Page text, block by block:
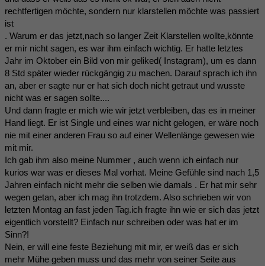
rechtfertigen möchte, sondern nur klarstellen möchte was passiert
ist
. Warum er das jetzt,nach so langer Zeit Klarstellen wollte,könnte
er mir nicht sagen, es war ihm einfach wichtig. Er hatte letztes
Jahr im Oktober ein Bild von mir geliked( Instagram), um es dann
8 Std später wieder rückgängig zu machen. Darauf sprach ich ihn
an, aber er sagte nur er hat sich doch nicht getraut und wusste
nicht was er sagen sollte....
Und dann fragte er mich wie wir jetzt verbleiben, das es in meiner
Hand liegt. Er ist Single und eines war nicht gelogen, er wäre noch
nie mit einer anderen Frau so auf einer Wellenlänge gewesen wie
mit mir.
Ich gab ihm also meine Nummer , auch wenn ich einfach nur
kurios war was er dieses Mal vorhat. Meine Gefühle sind nach 1,5
Jahren einfach nicht mehr die selben wie damals . Er hat mir sehr
wegen getan, aber ich mag ihn trotzdem. Also schrieben wir von
letzten Montag an fast jeden Tag.ich fragte ihn wie er sich das jetzt
eigentlich vorstellt? Einfach nur schreiben oder was hat er im
Sinn?!
Nein, er will eine feste Beziehung mit mir, er weiß das er sich
mehr Mühe geben muss und das mehr von seiner Seite aus